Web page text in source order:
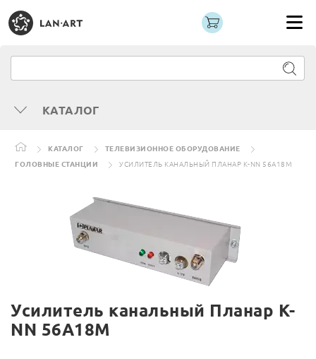
КАТАЛОГ
КАТАЛОГ
ТЕЛЕВИЗИОННОЕ ОБОРУДОВАНИЕ
ГОЛОВНЫЕ СТАНЦИИ
УСИЛИТЕЛЬ КАНАЛЬНЫЙ ПЛАНАР К-NN 56A18M
Усилитель канальный Планар К-
NN 56A18M